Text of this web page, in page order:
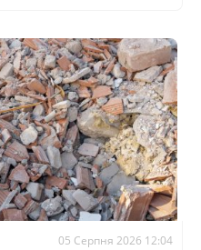
05 Серпня 2026 12:04